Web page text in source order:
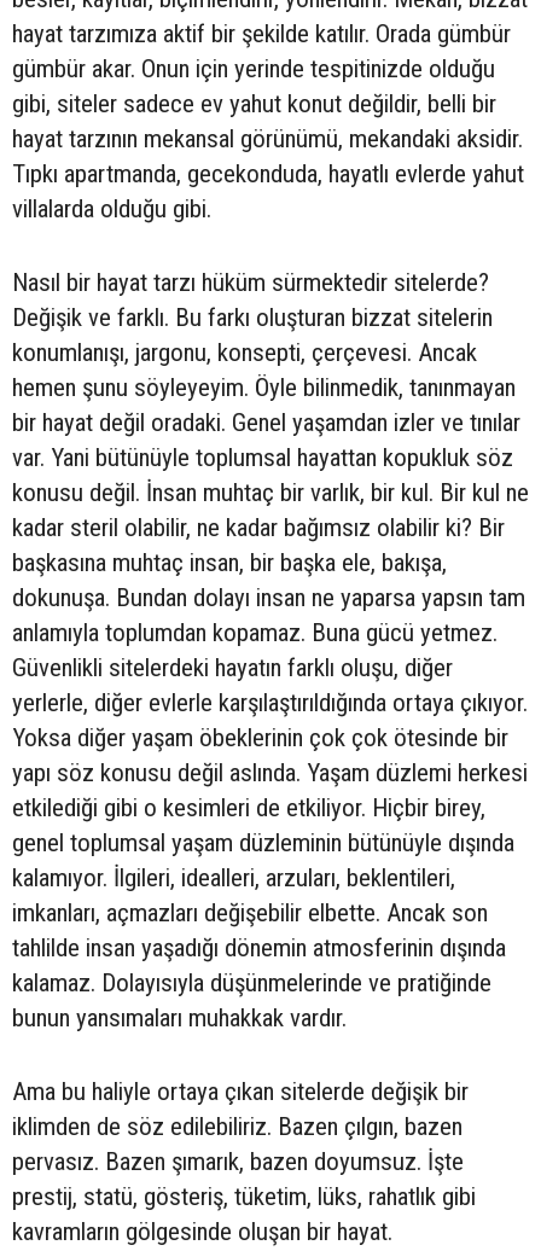
hayat tarzımıza aktif bir şekilde katılır. Orada gümbür
gümbür akar. Onun için yerinde tespitinizde olduğu
gibi, siteler sadece ev yahut konut değildir, belli bir
hayat tarzının mekansal görünümü, mekandaki aksidir.
Tıpkı apartmanda, gecekonduda, hayatlı evlerde yahut
villalarda olduğu gibi.
Nasıl bir hayat tarzı hüküm sürmektedir sitelerde?
Değişik ve farklı. Bu farkı oluşturan bizzat sitelerin
konumlanışı, jargonu, konsepti, çerçevesi. Ancak
hemen şunu söyleyeyim. Öyle bilinmedik, tanınmayan
bir hayat değil oradaki. Genel yaşamdan izler ve tınılar
var. Yani bütünüyle toplumsal hayattan kopukluk söz
konusu değil. İnsan muhtaç bir varlık, bir kul. Bir kul ne
kadar steril olabilir, ne kadar bağımsız olabilir ki? Bir
başkasına muhtaç insan, bir başka ele, bakışa,
dokunuşa. Bundan dolayı insan ne yaparsa yapsın tam
anlamıyla toplumdan kopamaz. Buna gücü yetmez.
Güvenlikli sitelerdeki hayatın farklı oluşu, diğer
yerlerle, diğer evlerle karşılaştırıldığında ortaya çıkıyor.
Yoksa diğer yaşam öbeklerinin çok çok ötesinde bir
yapı söz konusu değil aslında. Yaşam düzlemi herkesi
etkilediği gibi o kesimleri de etkiliyor. Hiçbir birey,
genel toplumsal yaşam düzleminin bütünüyle dışında
kalamıyor. İlgileri, idealleri, arzuları, beklentileri,
imkanları, açmazları değişebilir elbette. Ancak son
tahlilde insan yaşadığı dönemin atmosferinin dışında
kalamaz. Dolayısıyla düşünmelerinde ve pratiğinde
bunun yansımaları muhakkak vardır.
Ama bu haliyle ortaya çıkan sitelerde değişik bir
iklimden de söz edilebiliriz. Bazen çılgın, bazen
pervasız. Bazen şımarık, bazen doyumsuz. İşte
prestij, statü, gösteriş, tüketim, lüks, rahatlık gibi
kavramların gölgesinde oluşan bir hayat.